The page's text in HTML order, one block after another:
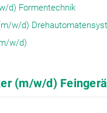
d) Formentechnik
w/d)
w/d)
(m/w/d)